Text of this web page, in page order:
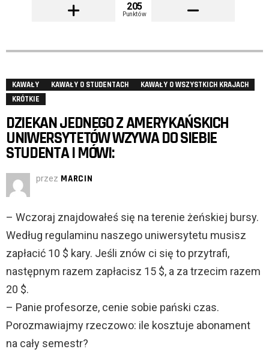
205
Punktów
KAWAŁY KAWAŁY O STUDENTACH
KAWAŁY O WSZYSTKICH KRAJACH
KRÓTKIE
DZIEKAN JEDNEGO Z AMERYKAŃSKICH
UNIWERSYTETÓW WZYWA DO SIEBIE
STUDENTA I MÓWI:
przez MARCIN
– Wczoraj znajdowałeś się na terenie żeńskiej bursy.
Według regulaminu naszego uniwersytetu musisz
zapłacić 10 $ kary. Jeśli znów ci się to przytrafi,
następnym razem zapłacisz 15 $, a za trzecim razem
20 $.
– Panie profesorze, cenie sobie pański czas.
Porozmawiajmy rzeczowo: ile kosztuje abonament
na cały semestr?